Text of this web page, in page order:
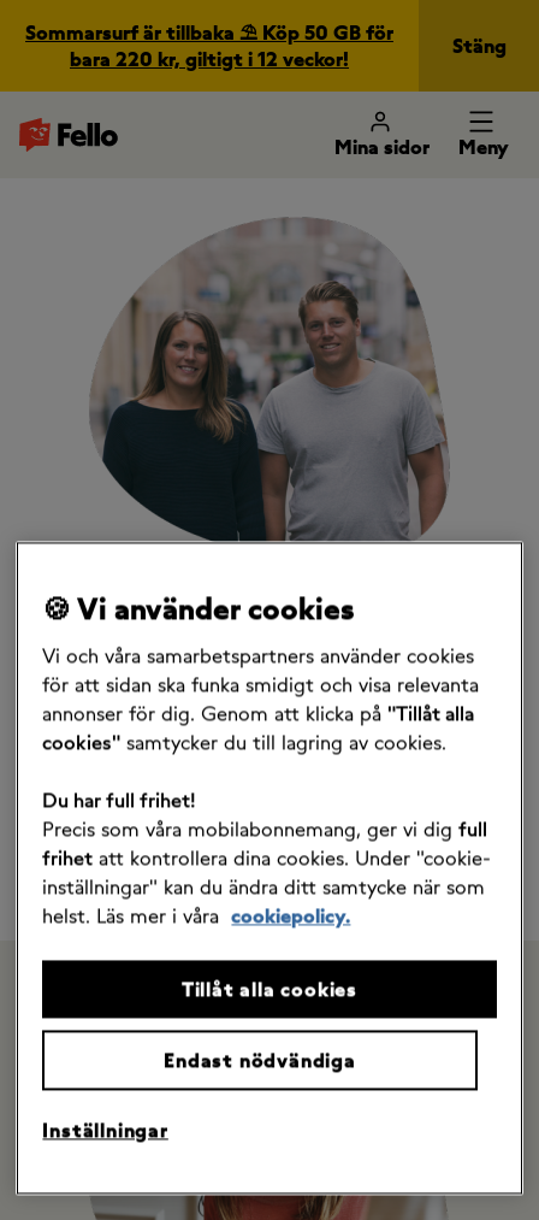
Sommarsurf är tillbaka ⛱️ Köp 50 GB för
bara 220 kr, giltigt i 12 veckor!
Stäng
Mina sidor Meny
Storyn bakom Fello
Alltihop började när Lisa bytte till ”marknadens
billigaste abonnemang” (så stod det i annonsen). Gissa
om hon blev besviken när den första fakturan kom.
någonsin. Lisa sa såklart upp abonnemanget och i
operatörens kundtjänst fick hon svaret ”du vet att vi
har billigare abonnemang va?”. Känslan när man blivit
grundlurad ska ingen behöva uppleva.
🍪 Vi använder cookies
Vi och våra samarbetspartners använder cookies
för att sidan ska funka smidigt och visa relevanta
annonser för dig. Genom att klicka på "Tillåt alla
cookies" samtycker du till lagring av cookies.
Du har full frihet!
Precis som våra mobilabonnemang, ger vi digfull
frihet att kontrollera dina cookies. Under "cookie-
inställningar" kan du ändra ditt samtycke när som
helst. Läs mer i våra cookiepolicy.
Inställningar
Endast nödvändiga
Tillåt alla cookies